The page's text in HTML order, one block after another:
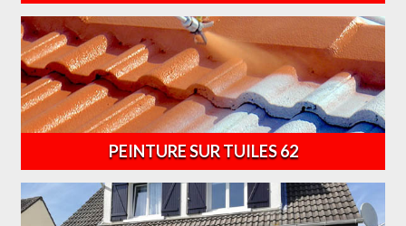
PEINTURE SUR TUILES 62